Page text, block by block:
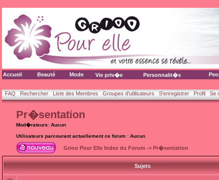
Accueil Beauté Mode Vie priv�e Personnalit�s
FAQ Rechercher Liste des Membres Groupes d'utilisateurs S'enregistrer Profil Se
Pr�sentation
Mod�rateurs: Aucun
Utilisateurs parcourant actuellement ce forum : Aucun
Grioo Pour Elle Index du Forum -> Pr�sentation
Sujets